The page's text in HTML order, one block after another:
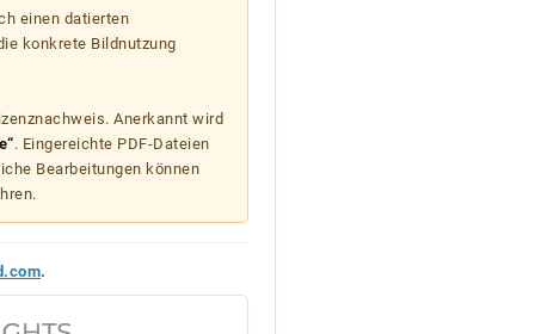
einen datierten
konkrete Bildnutzung
Anerkannt wird
. Eingereichte PDF-Dateien
Bearbeitungen können
.